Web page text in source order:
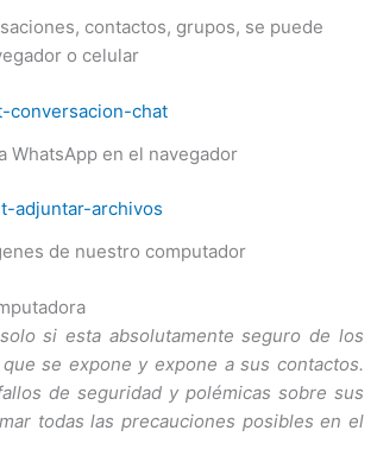
contactos, grupos, se puede
o celular
WhatsApp en el navegador
de nuestro computador
si esta absolutamente seguro de los
se expone y expone a sus contactos.
de seguridad y polémicas sobre sus
todas las precauciones posibles en el